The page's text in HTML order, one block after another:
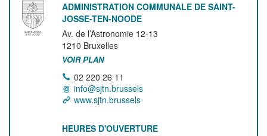
ADMINISTRATION COMMUNALE DE SAINT-
JOSSE-TEN-NOODE
Av. de l’Astronomie 12-13
1210 Bruxelles
VOIR PLAN
02 220 26 11
info@sjtn.brussels
www.sjtn.brussels
HEURES D'OUVERTURE